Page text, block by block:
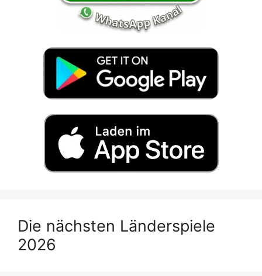
Die nächsten Länderspiele
2026